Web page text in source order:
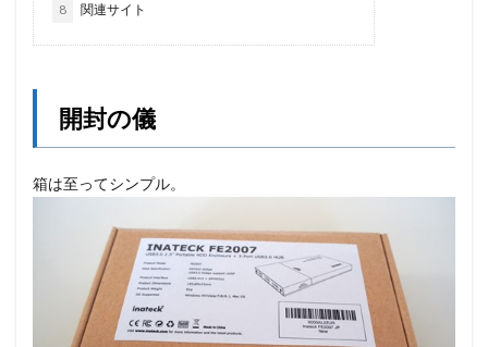
8 関連サイト
開封の儀
箱は至ってシンプル。